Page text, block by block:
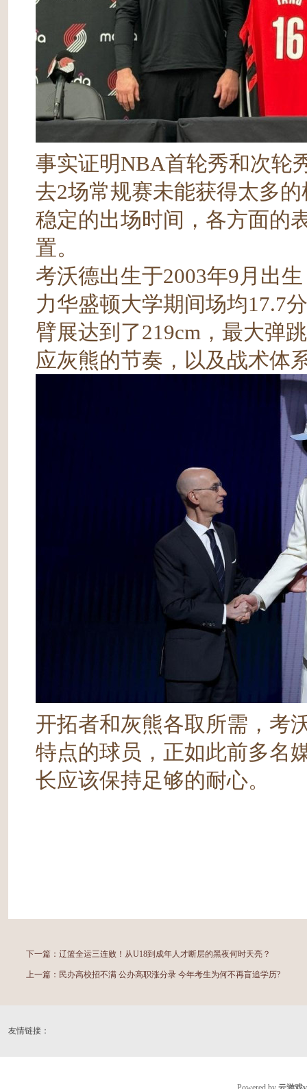
事实证明NBA首轮秀和次轮
去2场常规赛未能获得太多
稳定的出场时间，各方面的
置。
考沃德出生于2003年9月出
力华盛顿大学期间场均17.7
臂展达到了219cm，最大弹
应灰熊的节奏，以及战术体
开拓者和灰熊各取所需，考
特点的球员，正如此前多名
长应该保持足够的耐心。
下一篇： 辽篮全运三连败！从U18到成年人才断层的黑夜何时天亮？
上一篇： 民办高校招不满 公办高职涨分录 今年考生为何不再盲追学历?
友情链接：